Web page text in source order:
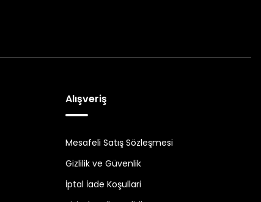
Alışveriş
Mesafeli Satış Sözleşmesi
Gizlilik ve Güvenlik
İptal İade Koşullari